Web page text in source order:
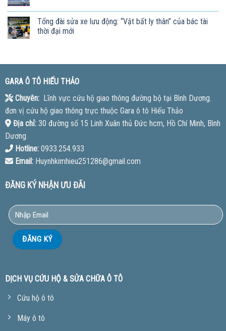
Tổng đài sửa xe lưu động: “Vật bất ly thân” của bác tài
thời đại mới
GARA Ô TÔ HIẾU THẢO
Chuyên:Lĩnh vực cứu hộ giao thông đường bộ tại Bình Dương.
đơn vị cứu hộ giao thông trực thuộc Gara ô tô Hiếu Thảo
Địa chỉ:30 đường số 15 Linh Xuân thủ Đức hcm, Hồ Chí Minh, Bình
Dương
Hotline:0933.254.933
Email:Huynhkimhieu251286@gmail.com
ĐĂNG KÝ NHẬN ƯU ĐÃI
DỊCH VỤ CỨU HỘ & SỬA CHỮA Ô TÔ
Cứu hộ ô tô
Máy ô tô